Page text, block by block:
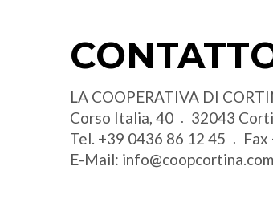
LA COOPERATIVA DI
Corso Italia, 40
32043
Tel. +39 0436 86 12 45 Fax
E-Mail: info@coopcortina.com